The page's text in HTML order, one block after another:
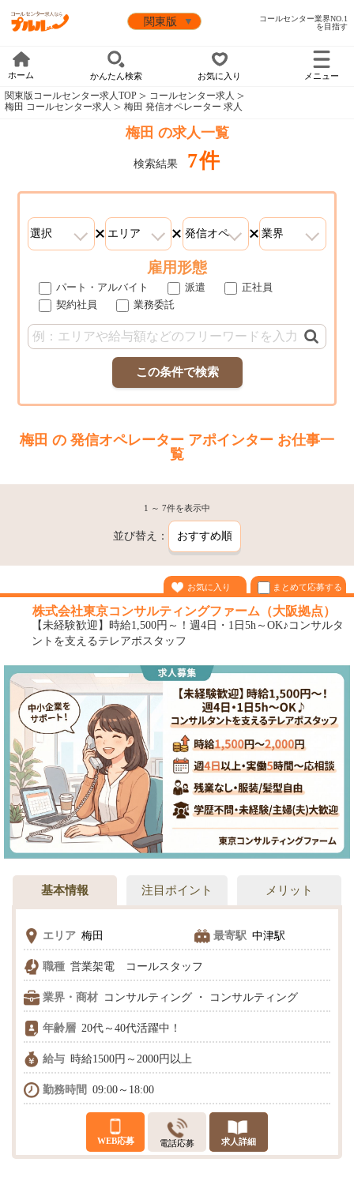
コールセンター業界NO.1
を目指す
ホーム かんたん検索 お気に入り メニュー
関東版コールセンター求人TOP
コールセンター求人
梅田 コールセンター求人
梅田 発信オペレーター 求人
梅田 の求人一覧
検索結果 7件
雇用形態
パート・アルバイト 派遣
正社員
契約社員
業務委託
この条件で検索
梅田 の 発信オペレーター アポインター お仕事一
覧
1 ～ 7件を表示中
並び替え：
お気に入り まとめて応募する
株式会社東京コンサルティングファーム（大阪拠点）
【未経験歓迎】時給1,500円～！週4日・1日5h～OK♪コンサルタ
ントを支えるテレアポスタッフ
基本情報 注目ポイント メリット
エリア 梅田 最寄駅 中津駅
職種 営業架電 コールスタッフ
業界・商材 コンサルティング ・ コンサルティング
年齢層 20代～40代活躍中！
給与 時給1500円～2000円以上
勤務時間 09:00～18:00
WEB応募 電話応募 求人詳細